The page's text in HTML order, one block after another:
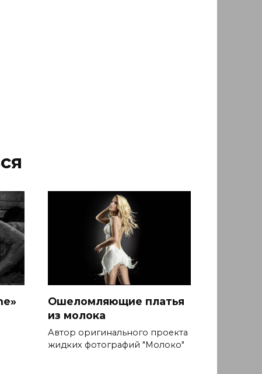
Ошеломляющие платья
из молока
Автор оригинального проекта
жидких фотографий "Молоко"